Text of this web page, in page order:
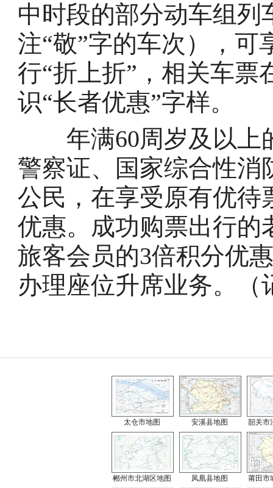
中时段的部分动车组列
注“敬”字的车次），可
行“折上折”，相关车
识“长者优惠”字样。
年满60周岁及以上
警察证、国家综合性消
公民，在享受原有优待
优惠。成功购票出行的
旅客会员的3倍积分优
办理座位升席业务。（
太仓市地图 安溪县地图 韶关市
郴州市北湖区地图 凤凰县地图 莆田市